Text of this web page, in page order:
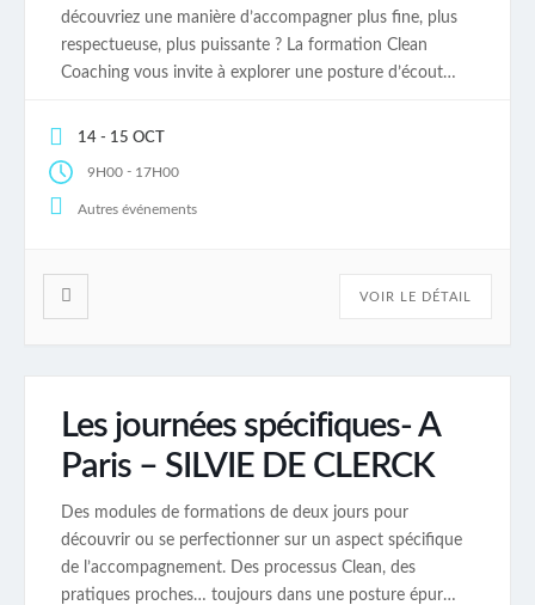
découvriez une manière d’accompagner plus fine, plus
respectueuse, plus puissante ? La formation Clean
Coaching vous invite à explorer une posture d’écoute
vraiment chez vos clients. Moins d’interprétation. Plus
Coaching : une posture […]
14 - 15 OCT
9H00 - 17H00
Autres événements
VOIR LE DÉTAIL
Les journées spécifiques- A
Paris – SILVIE DE CLERCK
Des modules de formations de deux jours pour
découvrir ou se perfectionner sur un aspect spécifique
de l’accompagnement. Des processus Clean, des
pratiques proches… toujours dans une posture épurée